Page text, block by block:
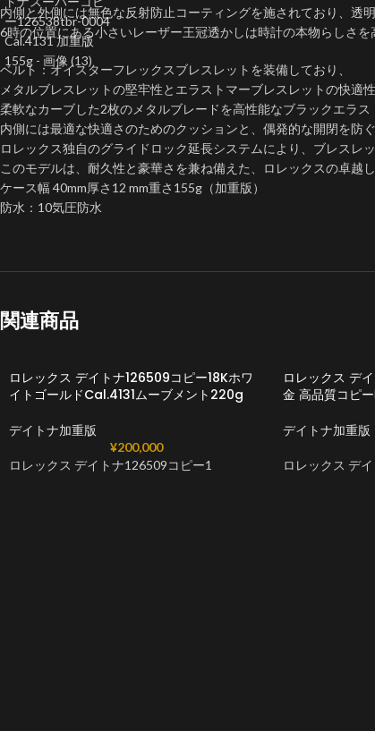
内側と外側には無色な反射防止コーティングを施されており、透
6時の位置にある小さいレーザー王冠透かしは時計の本物らしさを
ベルト：オイスターフレックスブレスレットを装備しており、
メタルブレスレットの堅牢性とエラストマーブレスレットの快適
柔軟なカーブした2枚のメタルブレードを高性能なブラックエラス
内側には最適な快適さのためのクッションと、偶発的な開閉を防
ロレックス独自のグライドロック延長システムにより、ブレスレ
このモデルは、耐久性と豪華さを兼ね備えた、ロレックスの卓越
ケース幅 40mm厚さ12 mm重さ155g（加重版）
防水：10気圧防水
関連商品
ロレックス デイトナ126509コピー18Kホワ
イトゴールドCal.4131ムーブメント220g
デイトナ加重版
¥200,000
ロレックス デイトナ126509コピー1
ロレックス デ
金 高品質コピ
デイトナ加重版
ロレックス デ